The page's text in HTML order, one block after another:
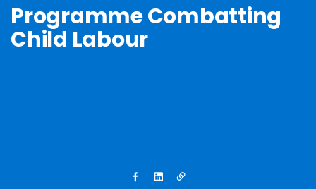
Programme Combatting
Child Labour